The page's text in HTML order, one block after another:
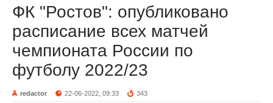
ФК "Ростов": опубликовано
расписание всех матчей
чемпионата России по
футболу 2022/23
redactor 22-06-2022, 09:33 343